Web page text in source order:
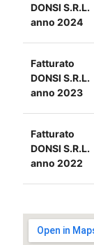
DONSI S.R.L.
anno 2024
Fatturato
DONSI S.R.L.
anno 2023
Fatturato
DONSI S.R.L.
anno 2022